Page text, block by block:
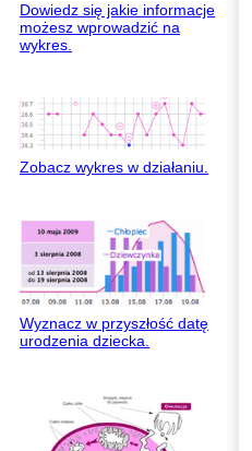
Dowiedz się jakie informacje
możesz wprowadzić na
wykres.
Zobacz wykres w działaniu.
Wyznacz w przyszłość datę
urodzenia dziecka.